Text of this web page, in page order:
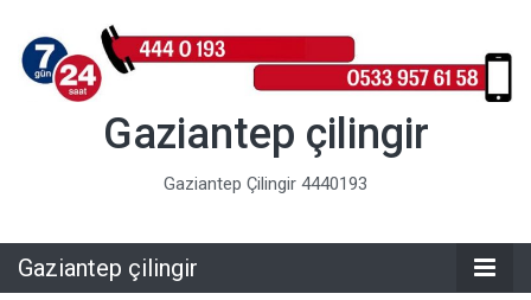
Gaziantep çilingir
Gaziantep Çilingir 4440193
Gaziantep çilingir